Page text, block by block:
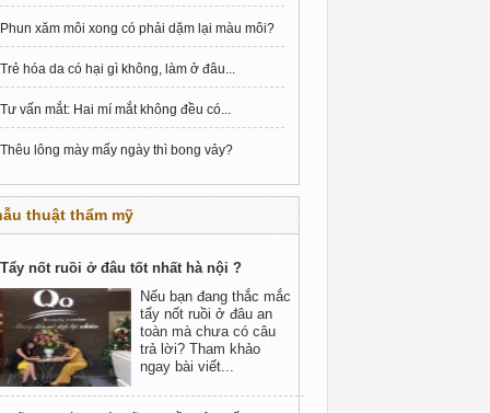
Phun xăm môi xong có phải dặm lại màu môi?
Trẻ hóa da có hại gì không, làm ở đâu...
Tư vấn mắt: Hai mí mắt không đều có...
Thêu lông mày mấy ngày thì bong vảy?
thuật thẩm mỹ
Tẩy nốt ruồi ở đâu tốt nhất hà nội ?
Nếu bạn đang thắc mắc
tẩy nốt ruồi ở đâu an
toàn mà chưa có câu
trả lời? Tham khảo
ngay bài viết...